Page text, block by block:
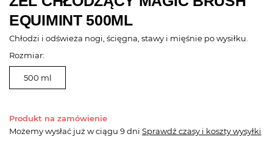
EQUIMINT 500ML
Chłodzi i odświeża nogi, ścięgna, stawy i mięśnie po wysiłku.
Rozmiar:
500 ml
Produkt na zamówienie
Możemy wysłać już w ciągu 9 dni Sprawdź czasy i koszty wysyłki